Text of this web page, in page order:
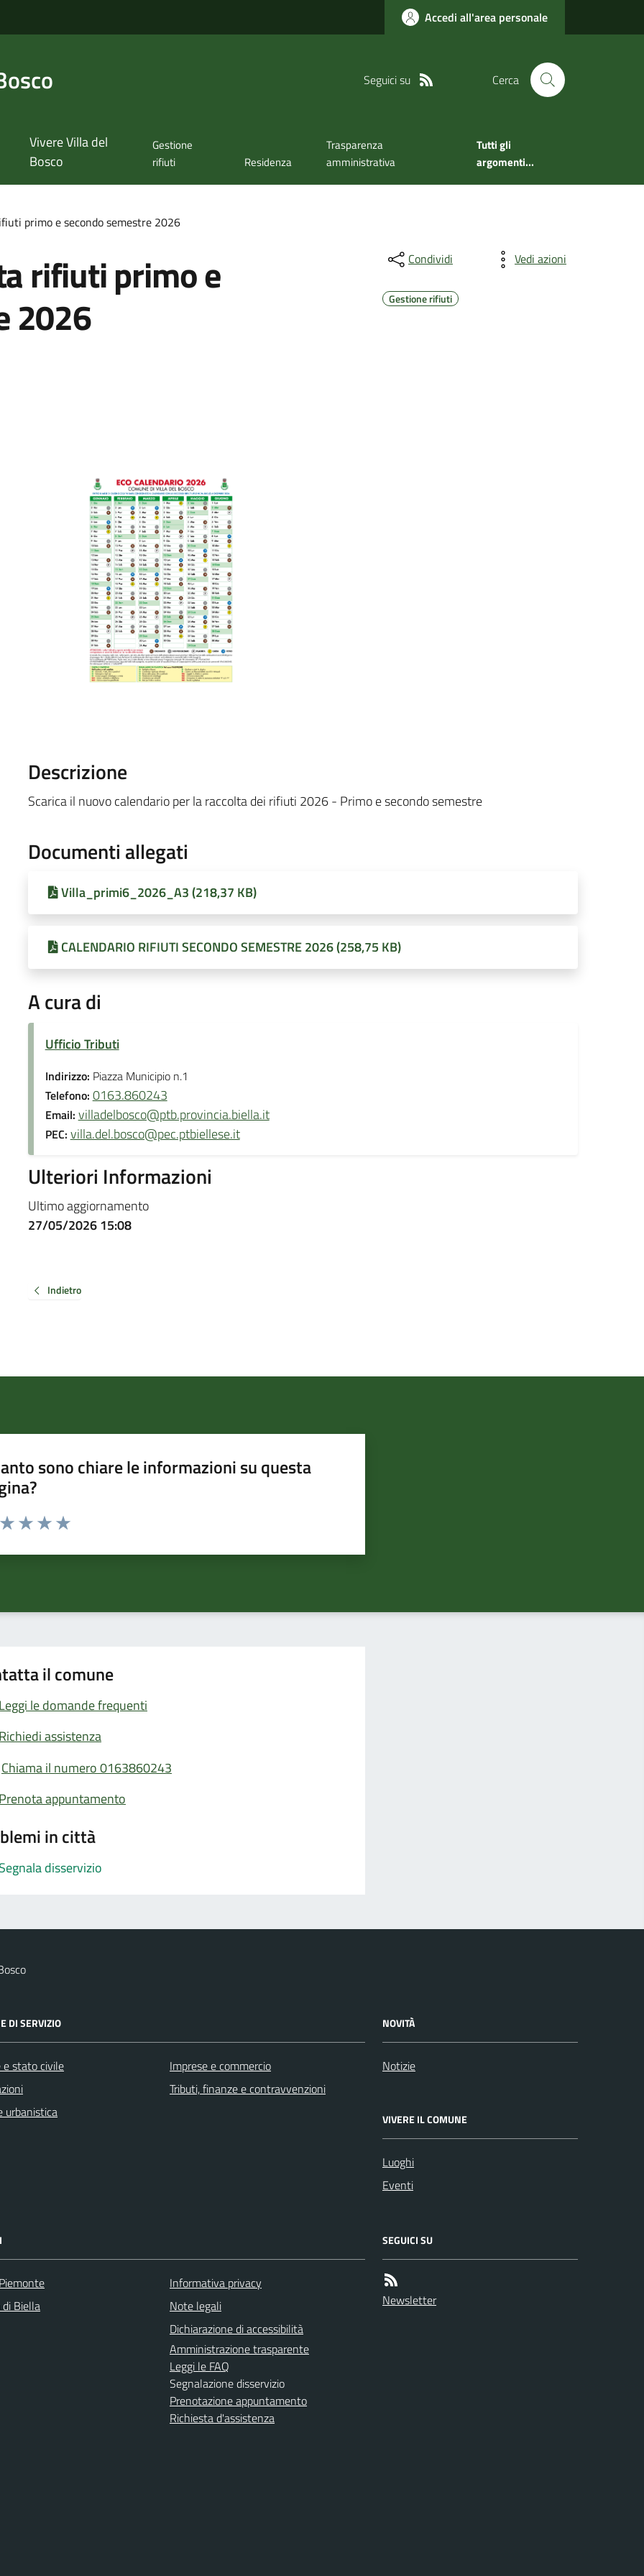
Accedi all'area personale
Seguici su Cerca
Vivere Villa del
Bosco
Gestione
rifiuti
Residenza
Trasparenza
amministrativa
Tutti gli
argomenti...
primo e secondo semestre 2026
rifiuti primo e
2026
Condividi Vedi azioni
Gestione rifiuti
Descrizione
Scarica il nuovo calendario per la raccolta dei rifiuti 2026 - Primo e secondo semestre
Documenti allegati
Villa_primi6_2026_A3 (218,37 KB)
CALENDARIO RIFIUTI SECONDO SEMESTRE 2026 (258,75 KB)
A cura di
Ufficio Tributi
Indirizzo: Piazza Municipio n.1
Telefono: 0163.860243
Email: villadelbosco@ptb.provincia.biella.it
PEC: villa.del.bosco@pec.ptbiellese.it
Ulteriori Informazioni
Ultimo aggiornamento
27/05/2026 15:08
Indietro
sono chiare le informazioni su questa
da 1 a 5 stelle la pagina
il comune
Leggi le domande frequenti
Richiedi assistenza
Chiama il numero 0163860243
Prenota appuntamento
in città
Segnala disservizio
DI SERVIZIO
e stato civile
urbanistica
Imprese e commercio
Tributi, finanze e contravvenzioni
NOVITÀ
Notizie
VIVERE IL COMUNE
Luoghi
Eventi
Biella
Informativa privacy
Note legali
Dichiarazione di accessibilità
Amministrazione trasparente
Leggi le FAQ
Segnalazione disservizio
Prenotazione appuntamento
Richiesta d'assistenza
SEGUICI SU
Newsletter